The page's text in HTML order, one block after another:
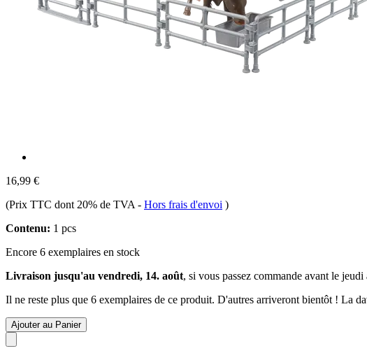
16,99 €
(Prix TTC dont 20% de TVA - Hors frais d'envoi )
Contenu: 1 pcs
Encore 6 exemplaires en stock
Livraison jusqu'au vendredi, 14. août, si vous passez commande avant le jeudi
Il ne reste plus que 6 exemplaires de ce produit. D'autres arriveront bientôt ! La
Ajouter au Panier